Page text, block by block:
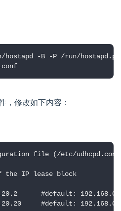
hostapd -B -P /run/
，修改如下内容：
file (/etc/
the IP lease block
#default:
#default: